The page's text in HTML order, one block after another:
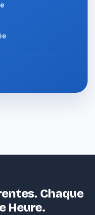
Chaque
Heure.